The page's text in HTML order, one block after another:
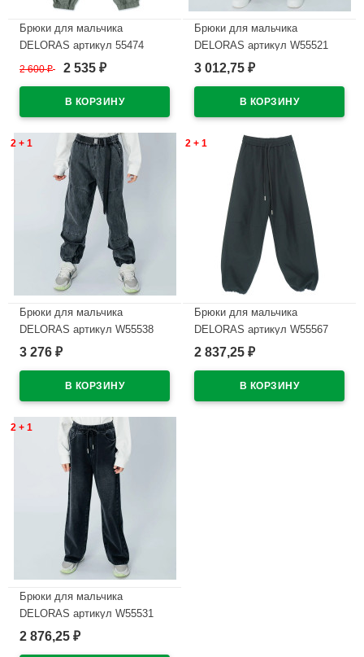
Брюки для мальчика
DELORAS артикул 55474
размер 34/134-44/164 цвет
2 600₽ 2 535 ₽
Брюки для мальчика
DELORAS артикул W55521
размер 34/134-44/164 цвет
3 012,75 ₽
2 + 1
Брюки для мальчика
DELORAS артикул W55538
размер 34/134-44/164 цвет
3 276 ₽
2 + 1
Брюки для мальчика
DELORAS артикул W55567
размер 34/134-44/164 цвет
2 837,25 ₽
2 + 1
Брюки для мальчика
DELORAS артикул W55531
размер 34/134-44/164 цвет
2 876,25 ₽